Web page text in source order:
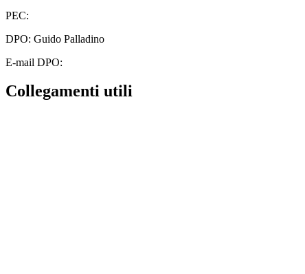
PEC:
DPO: Guido Palladino
E-mail DPO:
Collegamenti utili